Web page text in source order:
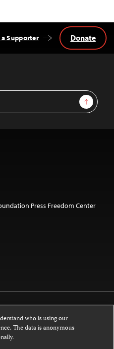
Sign Up
a Supporter Donate
Press Freedom Center
is licensed under a
who is using our
The data is anonymous